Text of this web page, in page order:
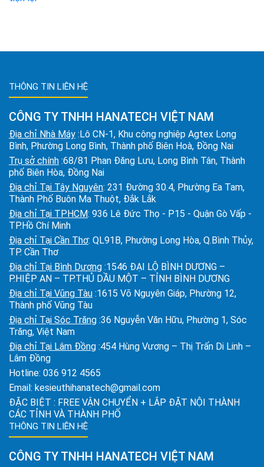
THÔNG TIN LIÊN HỆ
CÔNG TY TNHH HANATECH VIỆT NAM
Địa chỉ Nhà Máy :Lô CN-1, Khu công nghiệp Agtex Long
Bình, Phường Long Bình, Thành phố Biên Hoà, Đồng Nai
Trụ sở chính :68/81 Phan Đăng Lưu, Long Bình Tân, Thành
phố Biên Hòa, Đồng Nai
Địa chỉ Tại Tây Nguyên: 231 Đường 30.4, Phường Ea Tam,
Thành Phố Buôn Ma Thuột, Đắk Lắk
Địa chỉ Tại TPHCM: 936 Lê Đức Thọ - P15 - Quận Gò Vấp -
TP.Hồ Chí Minh
Địa chỉ Tại Cần Thơ: QL91B, Phường Long Hòa, Q.Bình Thủy,
TP. Cần Thơ
Địa chỉ Tại Bình Dương :1546 ĐẠI LỘ BÌNH DƯƠNG –
P.HIỆP AN – TP.THỦ DẦU MỘT – TỈNH BÌNH DƯƠNG
Địa chỉ Tại Vũng Tàu :1615 Võ Nguyên Giáp, Phường 12,
Thành phố Vũng Tàu
Địa chỉ Tại Sóc Trăng :36 Nguyễn Văn Hữu, Phường 1, Sóc
Trăng, Việt Nam
Địa chỉ Tại Lâm Đồng :454 Hùng Vương – Thị Trấn Di Linh –
Lâm Đồng
Hotline: 036 912 4565
Email: kesieuthihanatech@gmail.com
ĐẶC BIỆT : FREE VẬN CHUYỂN + LẮP ĐẶT NỘI THÀNH
CÁC TỈNH VÀ THÀNH PHỐ
THÔNG TIN LIÊN HỆ
CÔNG TY TNHH HANATECH VIỆT NAM